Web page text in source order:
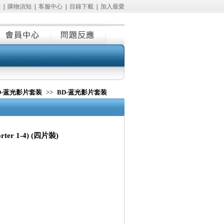
| 購物須知 客服中心| 目錄下載| 加入最愛
蓝光影片套装 >> BD-蓝光影片套装
1-4) (四片裝)